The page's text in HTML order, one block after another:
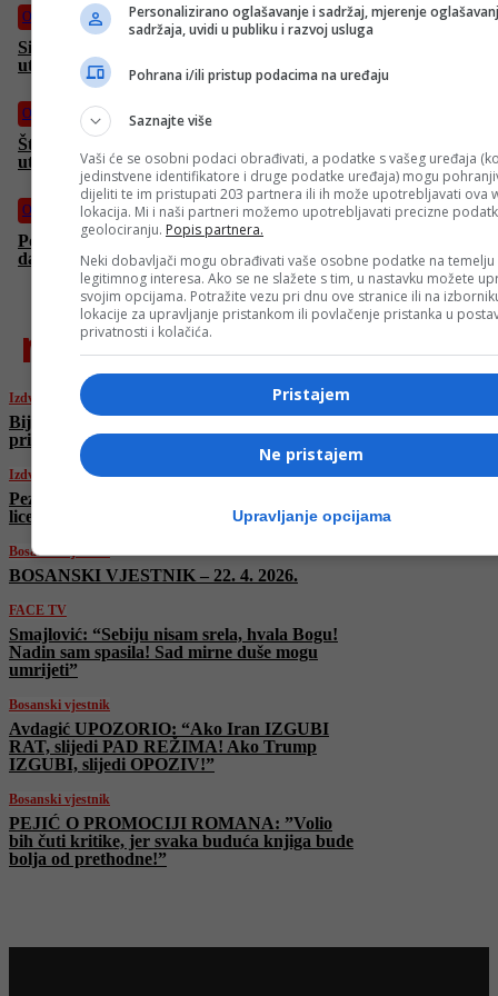
Ostali sportovi
Sinnerova djevojka je Bosanka, evo šta je rekao za prognozu
utakmice u Zenici
Ostali sportovi
Što čini nogometni derbi doista velikim: Strast, grad i jedna
utakmica
Ostali sportovi
Počela nova era Formule 1, Oscar Piastri najbrži nakon prvog
dana
najnovije
Izdvojeno
Bijela kuća: “Trump nije postavio rok za
primirje s Iranom”
Izdvojeno
Pezeshkian žestoko optužio SAD: “Beskrajno
licemjerna retorika”
Bosanski vjestnik
BOSANSKI VJESTNIK – 22. 4. 2026.
FACE TV
Smajlović: “Sebiju nisam srela, hvala Bogu!
Nadin sam spasila! Sad mirne duše mogu
umrijeti”
Bosanski vjestnik
Avdagić UPOZORIO: “Ako Iran IZGUBI
RAT, slijedi PAD REŽIMA! Ako Trump
IZGUBI, slijedi OPOZIV!”
Bosanski vjestnik
PEJIĆ O PROMOCIJI ROMANA: ”Volio
bih čuti kritike, jer svaka buduća knjiga bude
bolja od prethodne!”
Personalizirano oglašavanje i sadržaj, mjerenje
sadržaja, uvidi u publiku i razvoj usluga
Pohrana i/ili pristup podacima na uređaju
Saznajte više
Vaši će se osobni podaci obrađivati, a podatke s vašeg uređaja
jedinstvene identifikatore i druge podatke uređaja) mogu
dijeliti te im pristupati 203 partnera ili ih može upotrebljavati ova
lokacija. Mi i naši partneri možemo upotrebljavati precizne
geolociranju. Popis partnera.
Neki dobavljači mogu obrađivati vaše osobne podatke na temelju
legitimnog interesa. Ako se ne slažete s tim, u nastavku možete
svojim opcijama. Potražite vezu pri dnu ove stranice ili na
lokacije za upravljanje pristankom ili povlačenje pristanka u
privatnosti i kolačića.
Pristajem
Ne pristajem
Upravljanje opcijama